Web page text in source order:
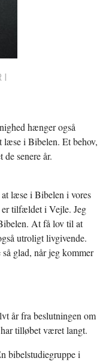
I
hænger også
læse i Bibelen. Et behov,
senere år.
læse i Bibelen i vores
tilfældet i Vejle. Jeg
At få lov til at
utroligt livgivende.
glad, når jeg kommer
år fra beslutningen om
tilløbet været langt.
bibelstudiegruppe i